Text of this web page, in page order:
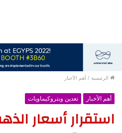
الرئيسية / أهم الأخبار
أهم الأخبار تعدين وبتروكيماويات
استقرار أسعار